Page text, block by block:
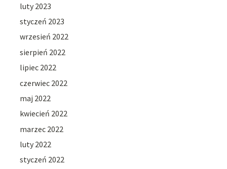
luty 2023
styczeń 2023
wrzesień 2022
sierpień 2022
lipiec 2022
czerwiec 2022
maj 2022
kwiecień 2022
marzec 2022
luty 2022
styczeń 2022